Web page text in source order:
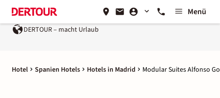
Menü
DERTOUR – macht Urlaub
Hotel Spanien Hotels Hotels in Madrid Modular Suites Alfonso